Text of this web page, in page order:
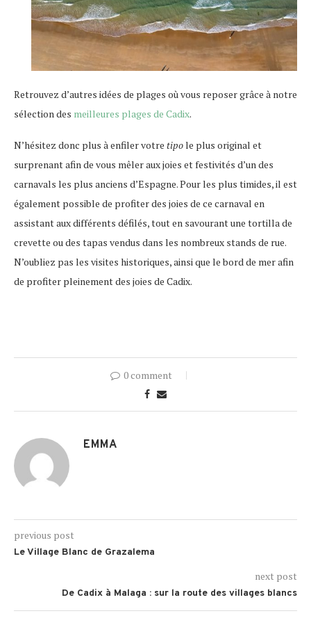
Retrouvez d’autres idées de plages où vous reposer grâce à notre
sélection des meilleures plages de Cadix.
N’hésitez donc plus à enfiler votre tipole plus original et
surprenant afin de vous mêler aux joies et festivités d’un des
carnavals les plus anciens d’Espagne. Pour les plus timides, il est
également possible de profiter des joies de ce carnaval en
assistant aux différents défilés, tout en savourant une tortilla de
crevette ou des tapas vendus dans les nombreux stands de rue.
N’oubliez pas les visites historiques, ainsi que le bord de mer afin
de profiter pleinement des joies de Cadix.
0 comment
EMMA
previous post
Le Village Blanc de Grazalema
next post
De Cadix à Malaga : sur la route des villages blancs